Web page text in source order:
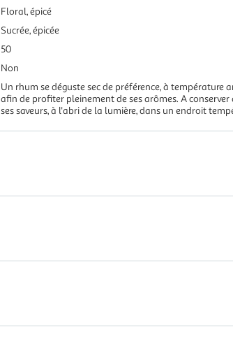
Floral, épicé
Sucrée, épicée
50
Non
Un rhum se déguste sec de préférence, à température
afin de profiter pleinement de ses arômes. A
ses saveurs, à l'abri de la lumière, dans un endroit